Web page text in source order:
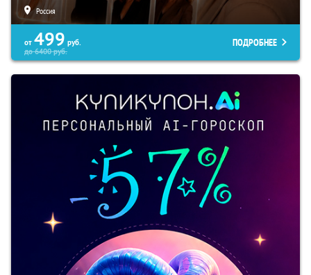
Россия
от 499 руб.
до6400руб.
ПОДРОБНЕЕ